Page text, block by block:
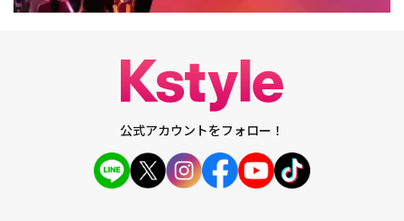
公式アカウントをフォロー！